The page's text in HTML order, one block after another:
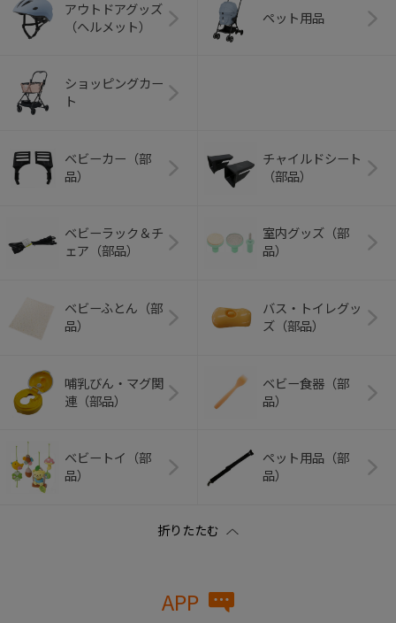
アウトドアグッズ
（ヘルメット）
ペット用品
ショッピングカー
ト
ベビーカー（部
品）
チャイルドシート
（部品）
ベビーラック＆チ
ェア（部品）
室内グッズ（部
品）
ベビーふとん（部
品）
バス・トイレグッ
ズ（部品）
哺乳びん・マグ関
連（部品）
ベビー食器（部
品）
ベビートイ（部
品）
ペット用品（部
品）
APP